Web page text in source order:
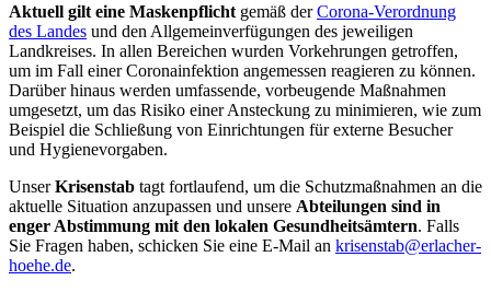
Aktuell gilt eine Maskenpflicht gemäß derCorona-Verordnung
des Landes und den Allgemeinverfügungen des jeweiligen
Landkreises. In allen Bereichen wurden Vorkehrungen getroffen,
um im Fall einer Coronainfektion angemessen reagieren zu können.
Darüber hinaus werden umfassende, vorbeugende Maßnahmen
umgesetzt, um das Risiko einer Ansteckung zu minimieren, wie zum
Beispiel die Schließung von Einrichtungen für externe Besucher
und Hygienevorgaben.
UnserKrisenstab tagt fortlaufend, um die Schutzmaßnahmen an die
aktuelle Situation anzupassen und unsere Abteilungen sind in
enger Abstimmung mit den lokalen Gesundheitsämtern. Falls
Sie Fragen haben, schicken Sie eine E-Mail an krisenstab@erlacher-
hoehe.de.